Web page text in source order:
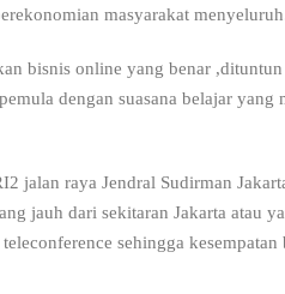
masyarakat
bisnis online yang benar
dengan suasana belajar
jalan raya Jendral Sudirman
jauh dari sekitaran Jakarta atau
sehingga kesempatan